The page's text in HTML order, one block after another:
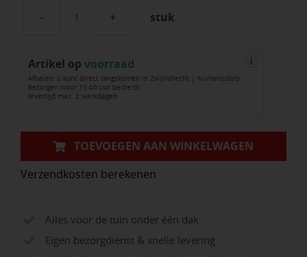
Rheinzink
300
cm
aantal
stuk
Artikel op voorraad
Afhalen: u kunt direct langskomen in Zwijndrecht | Numansdorp
Bezorgen (voor 15:00 uur besteld):
levertijd max. 2 werkdagen
i
TOEVOEGEN AAN WINKELWAGEN
Verzendkosten berekenen
Alles voor de tuin onder één dak
Eigen bezorgdienst & snelle levering